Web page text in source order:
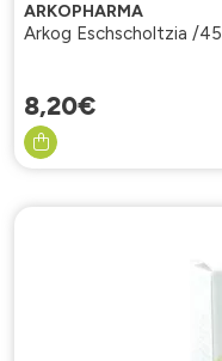
ARKOPHARMA
Arkog Eschscholtzia /45
8,20€